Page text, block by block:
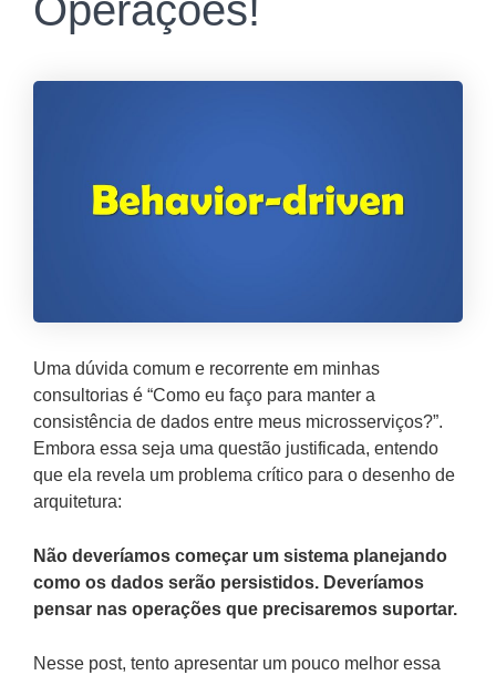
Operações!
Uma dúvida comum e recorrente em minhas
consultorias é “Como eu faço para manter a
consistência de dados entre meus microsserviços?”.
Embora essa seja uma questão justificada, entendo
que ela revela um problema crítico para o desenho de
arquitetura:
Não deveríamos começar um sistema planejando
como os dados serão persistidos. Deveríamos
pensar nas operações que precisaremos suportar.
Nesse post, tento apresentar um pouco melhor essa